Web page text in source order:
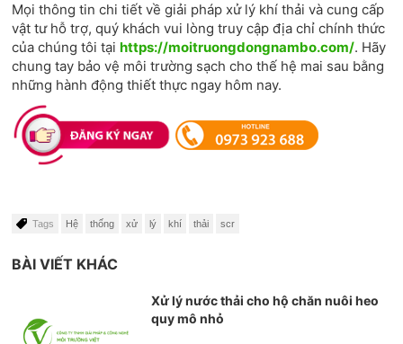
Mọi thông tin chi tiết về giải pháp xử lý khí thải và cung cấp
vật tư hỗ trợ, quý khách vui lòng truy cập địa chỉ chính thức
của chúng tôi tạihttps://moitruongdongnambo.com/. Hãy
chung tay bảo vệ môi trường sạch cho thế hệ mai sau bằng
những hành động thiết thực ngay hôm nay.
Tags Hệ thống xử lý khí thải scr
BÀI VIẾT KHÁC
Xử lý nước thải cho hộ chăn nuôi heo
quy mô nhỏ